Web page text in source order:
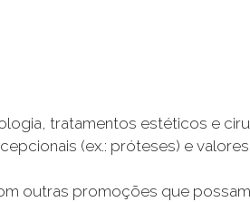
tratamentos estéticos e
(ex.: próteses) e
outras promoções que